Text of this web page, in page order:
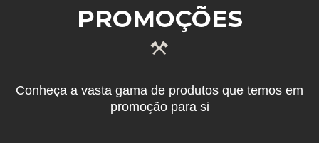
PROMOÇÕES
Conheça a vasta gama de produtos que temos em
promoção para si